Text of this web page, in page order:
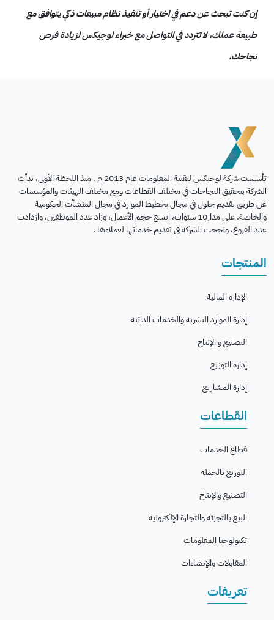
إن كنت تبحث عن دعم في اختيار أو تنفيذ نظام مبيعات ذكي يتوافق مع
طبيعة عملك، لا تتردد في التواصل مع خبراء لوجيكس لزيادة فرص
نجاحك.
تأسست شركة لوجيكس لتقنية المعلومات عام 2013 م . منذ اللحظة الأولى، بدأت
الشركة بتحقيق النجاحات في مختلف القطاعات ومع مختلف الهيئات والمؤسسات
عن طريق تقديم حلول في مجال تخطيط الموارد في مجال المنشآت الحكومية
والخاصة. على مدار10 سنوات، اتسع حجم الأعمال، وزاد عدد الموظفين، وازدادت
عدد الفروع، ونجحت الشركة في تقديم خدماتها لعملاءها .
المنتجات
الإدارة المالية
إدارة الموارد البشرية والخدمات الذاتية
التصنيع و الإنتاج
إدارة التوزيع
إدارة المشاريع
القطاعات
قطاع الخدمات
التوزيع بالجملة
التصنيع والإنتاج
البيع بالتجزئة والتجارة الإلكترونية
تكنولوجيا المعلومات
المقاولات والإنشاءات
تعريفات